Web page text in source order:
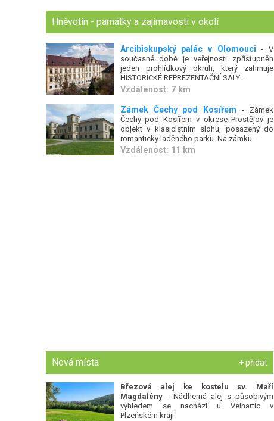
Hněvotín - památky a zajímavosti v okolí
Arcibiskupský palác v Olomouci - V
současné době je veřejnosti zpřístupněn
jeden prohlídkový okruh, který zahrnuje
HISTORICKÉ REPREZENTAČNÍ SÁLY...
Vzdálenost: 7 km
Zámek Čechy pod Kosířem - Zámek
Čechy pod Kosířem v okrese Prostějov je
objekt v klasicistním slohu, posazený do
romanticky laděného parku. Na zámku...
Vzdálenost: 11 km
Nová místa + přidat
Březová alej ke kostelu sv. Maří
Magdalény- Nádherná alej s působivým
výhledem se nachází u Velhartic v
Plzeňském kraji.